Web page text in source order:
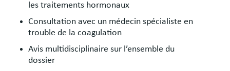
les traitements hormonaux
Consultation avec un médecin spécialiste en
trouble de la coagulation
Avis multidisciplinaire sur l’ensemble du
dossier